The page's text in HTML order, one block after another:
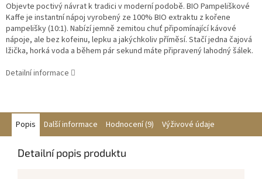
Objevte poctivý návrat k tradici v moderní podobě. BIO Pampeliškové
Kaffe je instantní nápoj vyrobený ze 100% BIO extraktu z kořene
pampelišky (10:1). Nabízí jemně zemitou chuť připomínající kávové
nápoje, ale bez kofeinu, lepku a jakýchkoliv příměsí. Stačí jedna čajová
lžička, horká voda a během pár sekund máte připravený lahodný šálek.
Detailní informace
Popis Další informace Hodnocení (9) Výživové údaje
Detailní popis produktu